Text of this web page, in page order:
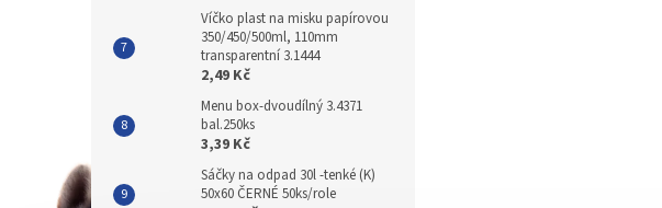
Víčko plast na misku papírovou
350/450/500ml, 110mm
transparentní 3.1444
2,49 Kč
Menu box-dvoudílný 3.4371
bal.250ks
3,39 Kč
Sáčky na odpad 30l -tenké (K)
50x60 ČERNÉ 50ks/role